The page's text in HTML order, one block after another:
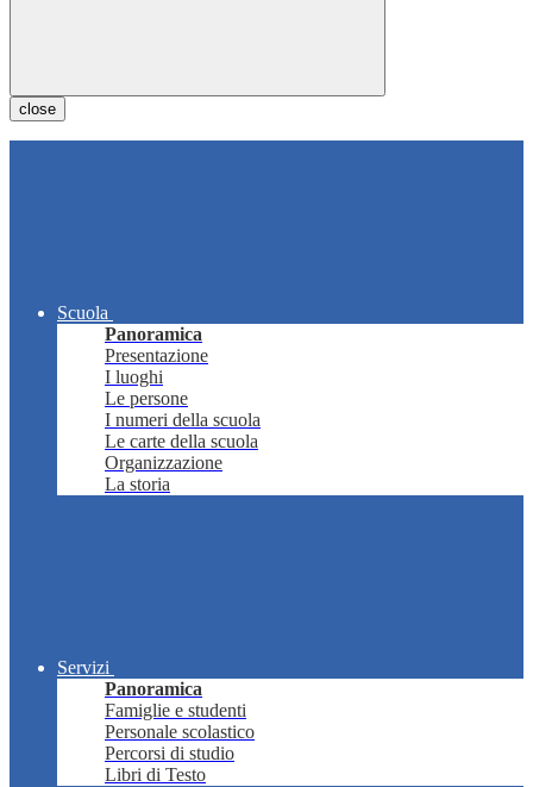
close
Scuola
Panoramica
Presentazione
I luoghi
Le persone
I numeri della scuola
Le carte della scuola
Organizzazione
La storia
Servizi
Panoramica
Famiglie e studenti
Personale scolastico
Percorsi di studio
Libri di Testo